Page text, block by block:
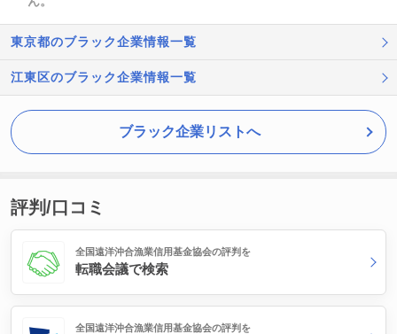
東京都のブラック企業情報一覧
江東区のブラック企業情報一覧
ブラック企業リストへ
評判/口コミ
全国遠洋沖合漁業信用基金協会の評判を
転職会議で検索
全国遠洋沖合漁業信用基金協会の評判を